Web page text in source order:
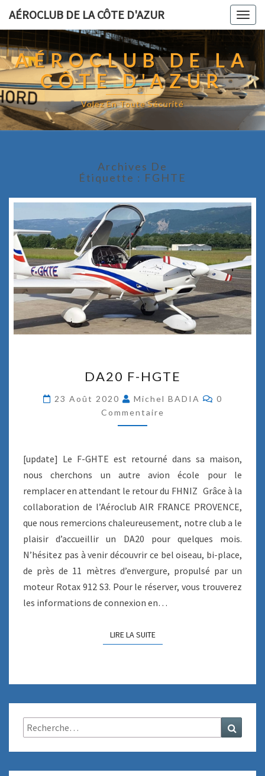
AÉROCLUB DE LA CÔTE D'AZUR
AÉROCLUB DE LA
CÔTE D'AZUR
Volez En Toute Sécurité
Archives De
Étiquette : FGHTE
A
0
F
-
G
E
DA20 F-HGTE
23 Août 2020 Michel BADIA
C
O
A
R
E
S
0
Commentaire
[update] Le F-GHTE est retourné dans sa maison,
nous cherchons un autre avion école pour le
remplacer en attendant le retour du FHNIZ Grâce à la
collaboration de l’Aéroclub AIR FRANCE PROVENCE,
que nous remercions chaleureusement, notre club a le
plaisir d’accueillir un DA20 pour quelques mois.
N’hésitez pas à venir découvrir ce bel oiseau, bi-place,
de près de 11 mètres d’envergure, propulsé par un
moteur Rotax 912 S3. Pour le réserver, vous trouverez
les informations de connexion en…
LIRE LA SUITELIRE LA SUITE
Rechercher :